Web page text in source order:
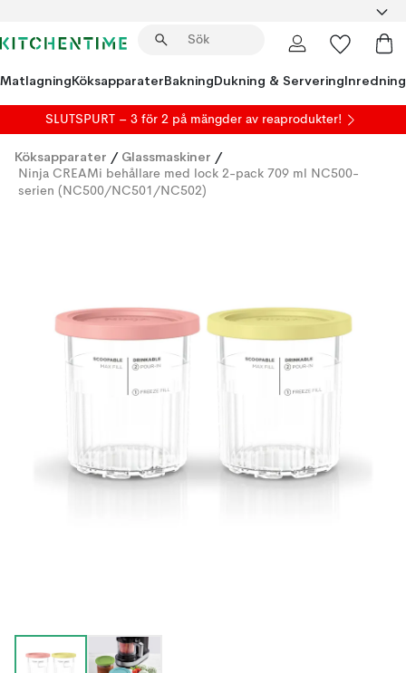
MatlagningKöksapparaterBakningDukning & ServeringInredning
SLUTSPURT – 3 för 2 på mängder av reaprodukter!
Köksapparater / Glassmaskiner /
Ninja CREAMi behållare med lock 2-pack 709 ml NC500-
serien (NC500/NC501/NC502)